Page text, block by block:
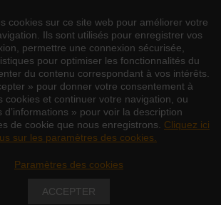
cookies sur ce site web pour améliorer votre
Ils sont utilisés pour enregistrer vos
permettre une connexion sécurisée,
pour optimiser les fonctionnalités du
du contenu correspondant à vos intérêts.
» pour donner votre consentement à
cookies et continuer votre navigation, ou
d’informations » pour voir la description
de cookie que nous enregistrons. Cliquez ici
sur les paramètres des cookies.
Paramètres des cookies
ACCEPTER